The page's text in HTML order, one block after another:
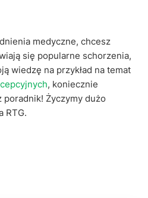
medyczne, chcesz
się popularne schorzenia,
wiedzę na przykład na temat
, koniecznie
Życzymy dużo
RTG.